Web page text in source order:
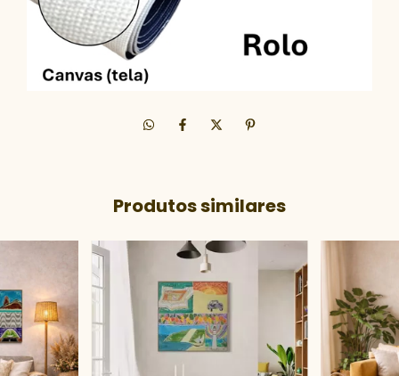
Produtos similares